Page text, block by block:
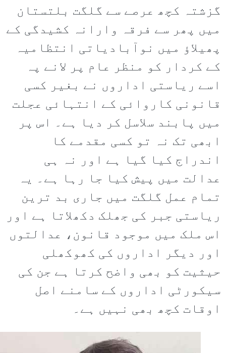
گزشتہ کچھ عرصے سے گلگت بلتستان
میں پھر سے فرقہ وارانہ کشیدگی کے
پھیلاؤ میں نوآبادیاتی انتظامیہ
کے کردار کو منظر عام پر لانے پہ
اسے ریاستی اداروں نے بغیر کسی
قانونی کاروائی کے انتہائی عجلت
میں پابند سلاسل کر دیا ہے۔ اس پر
ابھی تک نہ تو کسی مقدمے کا
اندراج کیا گیا ہے اور نہ ہی
عدالت میں پیش کیا جا رہا ہے۔ یہ
تمام عمل گلگت میں جاری بد ترین
ریاستی جبر کی جھلک دکھلاتا ہے اور
اس ملک میں موجود قانون، عدالتوں
اور دیگر اداروں کی کھوکھلی
حیثیت کو بھی واضح کرتا ہے جن کی
سیکورٹی اداروں کے سامنے اصل
اوقات کچھ بھی نہیں ہے۔